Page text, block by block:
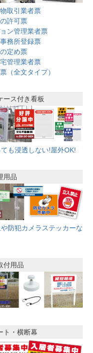
取引業者票
許可票
ン管理業者票
務所登録票
定め票
管理業者票
（全文タイプ）
ース付き看板
も浸透しない!屋外OK!
用品
防犯カメラステッカーな
付用品
ト・横断幕